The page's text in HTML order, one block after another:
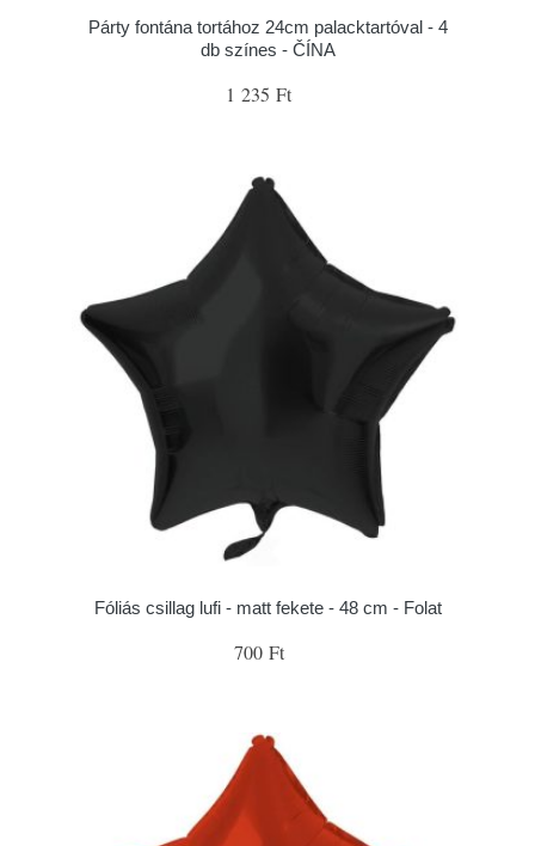
Párty fontána tortához 24cm palacktartóval - 4
db színes - ČÍNA
1 235 Ft
Fóliás csillag lufi - matt fekete - 48 cm - Folat
700 Ft